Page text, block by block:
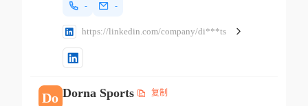
- -
https://linkedin.com/company/di***ts
Do Dorna Sports 复制